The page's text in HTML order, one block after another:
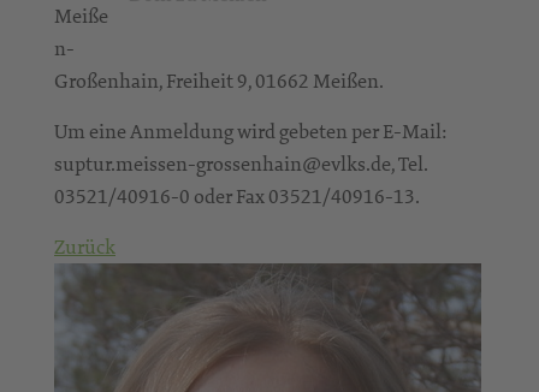
Meiße
n-
Großenhain, Freiheit 9, 01662 Meißen.
Um eine Anmeldung wird gebeten per E-Mail:
suptur.meissen-grossenhain@evlks.de, Tel.
03521/40916-0 oder Fax 03521/40916-13.
Zurück